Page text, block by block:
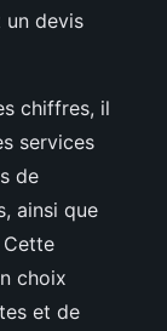
un devis
chiffres, il
services
de
ainsi que
Cette
choix
et de